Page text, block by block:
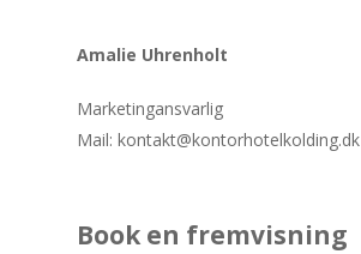
Amalie Uhrenholt
Marketingansvarlig
Mail: kontakt@kontorhotelkolding.dk
Book en fremvisning